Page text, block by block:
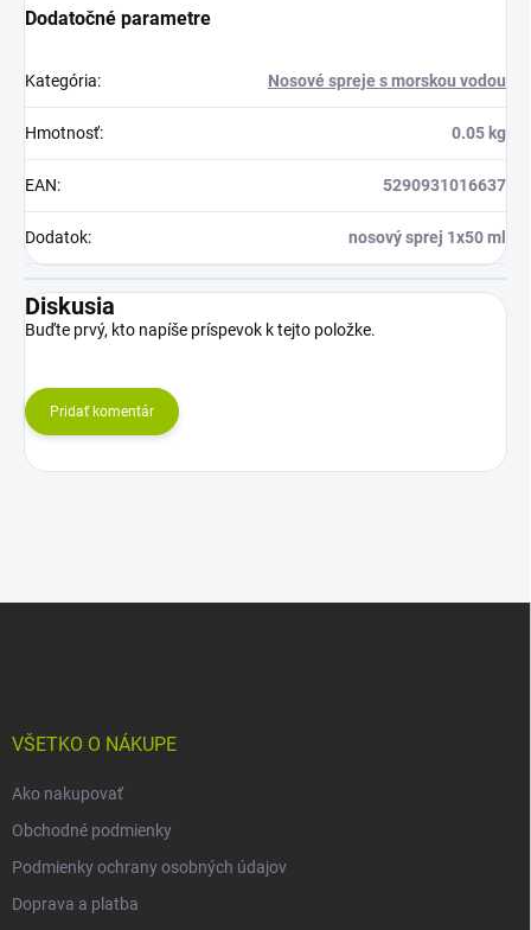
Dodatočné parametre
Kategória: Nosové spreje s morskou vodou
Hmotnosť: 0.05 kg
EAN: 5290931016637
Dodatok: nosový sprej 1x50 ml
Diskusia
Buďte prvý, kto napíše príspevok k tejto položke.
Pridať komentár
VŠETKO O NÁKUPE
Ako nakupovať
Obchodné podmienky
Podmienky ochrany osobných údajov
Doprava a platba